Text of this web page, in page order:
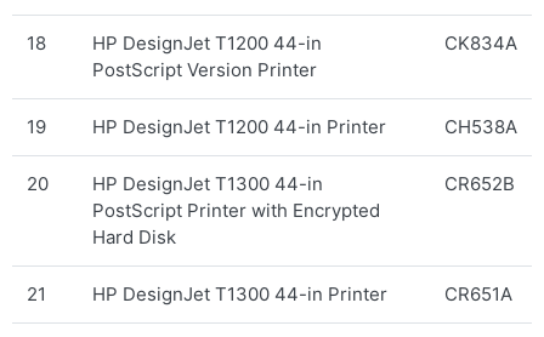
18
HP DesignJet T1200 44-in
PostScript Version Printer
CK834A
19 HP DesignJet T1200 44-in Printer CH538A
20
HP DesignJet T1300 44-in
PostScript Printer with Encrypted
Hard Disk
CR652B
21 HP DesignJet T1300 44-in Printer CR651A